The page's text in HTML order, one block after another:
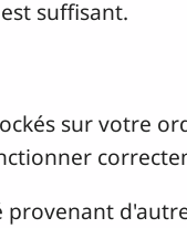
suffisant.
sur votre